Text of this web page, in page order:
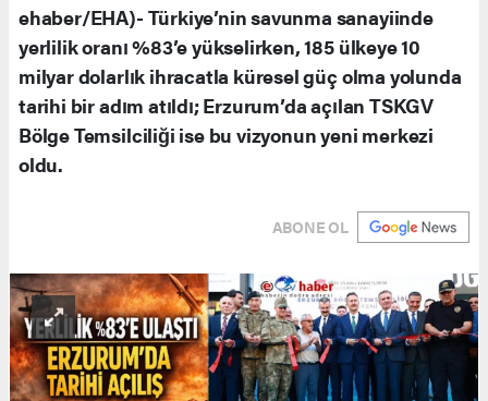
ehaber/EHA)- Türkiye’nin savunma sanayiinde
yerlilik oranı %83’e yükselirken, 185 ülkeye 10
milyar dolarlık ihracatla küresel güç olma yolunda
tarihi bir adım atıldı; Erzurum’da açılan TSKGV
Bölge Temsilciliği ise bu vizyonun yeni merkezi
oldu.
ABONE OL